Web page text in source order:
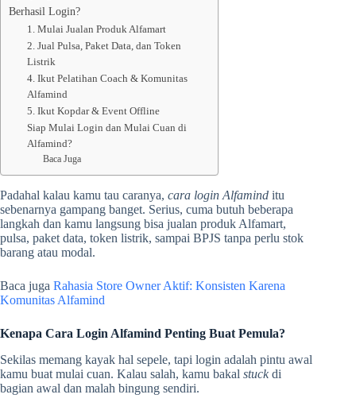
Berhasil Login?
1. Mulai Jualan Produk Alfamart
2. Jual Pulsa, Paket Data, dan Token
Listrik
4. Ikut Pelatihan Coach & Komunitas
Alfamind
5. Ikut Kopdar & Event Offline
Siap Mulai Login dan Mulai Cuan di
Alfamind?
Baca Juga
Padahal kalau kamu tau caranya, cara login Alfamind itu
sebenarnya gampang banget. Serius, cuma butuh beberapa
langkah dan kamu langsung bisa jualan produk Alfamart,
pulsa, paket data, token listrik, sampai BPJS tanpa perlu stok
barang atau modal.
Baca juga Rahasia Store Owner Aktif: Konsisten Karena
Komunitas Alfamind
Kenapa Cara Login Alfamind Penting Buat Pemula?
Sekilas memang kayak hal sepele, tapi login adalah pintu awal
kamu buat mulai cuan. Kalau salah, kamu bakal stuck di
bagian awal dan malah bingung sendiri.